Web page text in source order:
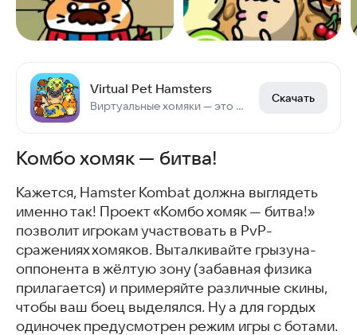
Virtual Pet Hamsters
Виртуальные хомяки — это игрушки, где ты заботишься о виртуальном питомце.
Скачать
Комбо хомяк — битва!
Кажется, Hamster Kombat должна выглядеть
именно так! Проект «Комбо хомяк — битва!»
позволит игрокам участвовать в PvP-
сражениях хомяков. Выталкивайте грызуна-
оппонента в жёлтую зону (забавная физика
прилагается) и примеряйте различные скины,
чтобы ваш боец выделялся. Ну а для гордых
одиночек предусмотрен режим игры с ботами.